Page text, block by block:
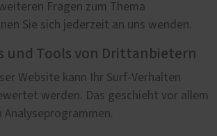
Fragen zum Thema
Sie sich jederzeit an uns wenden.
und Tools von Drittanbietern
Website kann Ihr Surf-Verhalten
werden. Das geschieht vor allem